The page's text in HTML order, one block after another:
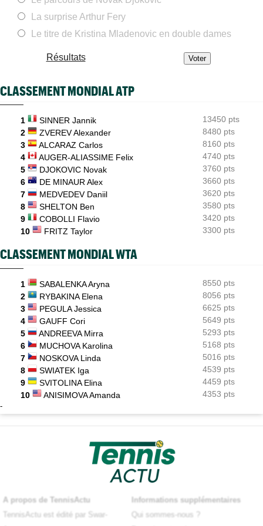
Carlos Alcaraz forfait, l'Espagnol sera-t-il à l'US Open ?
ATP / WTA
Tous les résultats du vendredi 7 août 2026 et de la nuit
ATP - Blessure
Les galères continuent pour Sebastian Korda, opéré du dos
Joao Fonseca taquine Djokovic : "Il dit ça parce qu'il vieillit"
Arthur Gea sur la wild-card attribuée à Gaël Monfils : "C'est
dommage"
07:11
ATP Finals
Alexander Zverev, deuxième joueur qualifié pour Turin...
La surprise Arthur Fery
Le titre de Kristina Mladenovic en double dames
Résultats
CLASSEMENT MONDIAL ATP
1 SINNER Jannik
13450 pts
2
ZVEREV Alexander
8480 pts
3
ALCARAZ Carlos
8160 pts
4
AUGER-ALIASSIME Felix
4740 pts
5
DJOKOVIC Novak
3760 pts
6
DE MINAUR Alex
3660 pts
7
MEDVEDEV Daniil
3620 pts
8
SHELTON Ben
3580 pts
9
COBOLLI Flavio
3420 pts
10
FRITZ Taylor 3300 pts
CLASSEMENT MONDIAL WTA
1 SABALENKA Aryna
8550 pts
2
RYBAKINA Elena
8056 pts
3
PEGULA Jessica
6625 pts
4
GAUFF Cori
5649 pts
5
ANDREEVA Mirra
5293 pts
6
MUCHOVA Karolina
5168 pts
7
NOSKOVA Linda
5016 pts
8
SWIATEK Iga
4539 pts
9
SVITOLINA Elina
4459 pts
10
ANISIMOVA Amanda 4353 pts
-
A propos de TennisActu
TennisActu est édité par Swar-
Informations supplémentaires
Qui sommes-nous ?